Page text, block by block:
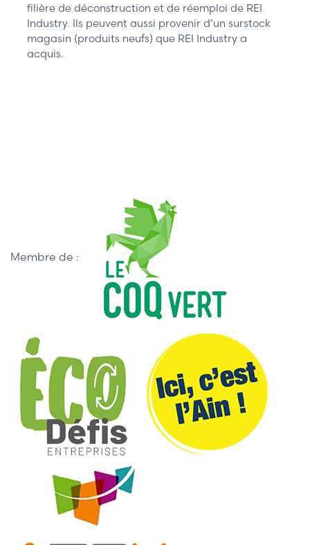
filière de déconstruction et de réemploi de REI
Industry. Ils peuvent aussi provenir d’un surstock
magasin (produits neufs) que REI Industry a
acquis.
Membre de :